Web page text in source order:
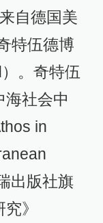
自德国美
特伍德博
。奇特伍
海社会中
in
出版社旗
》